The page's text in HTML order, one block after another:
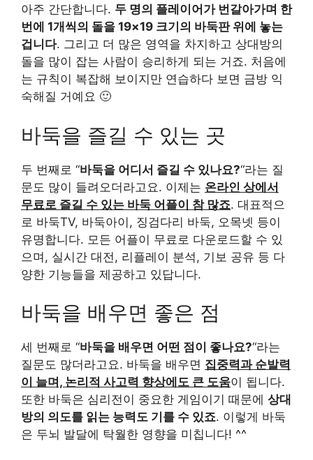
아주 간단합니다. 두 명의 플레이어가 번갈아가며 한
번에 1개씩의 돌을 19×19 크기의 바둑판 위에 놓는
겁니다. 그리고 더 많은 영역을 차지하고 상대방의
돌을 많이 잡는 사람이 승리하게 되는 거죠. 처음에
는 규칙이 복잡해 보이지만 연습하다 보면 금방 익
숙해질 거예요 🙂
바둑을 즐길 수 있는 곳
두 번째로 “바둑을 어디서 즐길 수 있나요?“라는 질
문도 많이 들려오더라고요. 이제는 온라인 상에서
무료로 즐길 수 있는 바둑 어플이 참 많죠. 대표적으
로 바둑TV, 바둑아이, 징검다리 바둑, 오목넷 등이
유명합니다. 모든 어플이 무료로 다운로드할 수 있
으며, 실시간 대전, 리플레이 분석, 기보 공유 등 다
양한 기능들을 제공하고 있답니다.
바둑을 배우면 좋은 점
세 번째로 “바둑을 배우면 어떤 점이 좋나요?“라는
질문도 많더라고요. 바둑을 배우면 집중력과 순발력
이 늘며, 논리적 사고력 향상에도 큰 도움이 됩니다.
또한 바둑은 심리전이 중요한 게임이기 때문에 상대
방의 의도를 읽는 능력도 기를 수 있죠. 이렇게 바둑
은 두뇌 발달에 탁월한 영향을 미칩니다! ^^